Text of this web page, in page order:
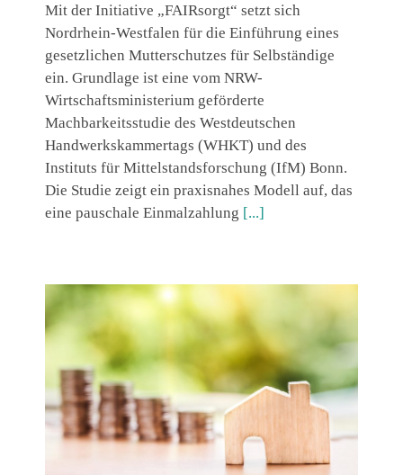
Mit der Initiative „FAIRsorgt“ setzt sich
Nordrhein-Westfalen für die Einführung eines
gesetzlichen Mutterschutzes für Selbständige
ein. Grundlage ist eine vom NRW-
Wirtschaftsministerium geförderte
Machbarkeitsstudie des Westdeutschen
Handwerkskammertags (WHKT) und des
Instituts für Mittelstandsforschung (IfM) Bonn.
Die Studie zeigt ein praxisnahes Modell auf, das
eine pauschale Einmalzahlung [...]